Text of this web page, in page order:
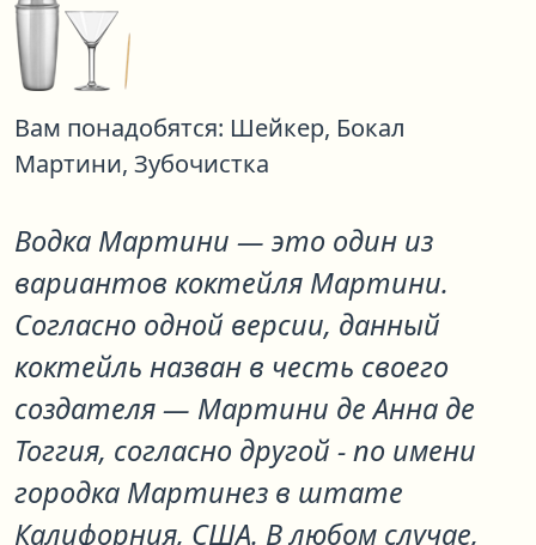
Вам понадобятся: Шейкер, Бокал
Мартини, Зубочистка
Водка Мартини — это один из
вариантов коктейля Мартини.
Согласно одной версии, данный
коктейль назван в честь своего
создателя — Мартини де Анна де
Тоггия, согласно другой - по имени
городка Мартинез в штате
Калифорния, США. В любом случае,